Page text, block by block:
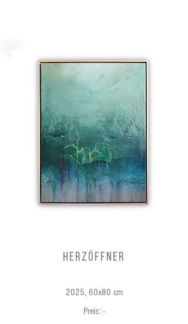
Herzöffner
2025, 60x80 cm
Preis: -